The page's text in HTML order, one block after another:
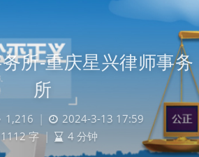
所-重庆星兴律师事务
所
1,216 |
2024-3-13 17:59
1112 字 | 4 分钟